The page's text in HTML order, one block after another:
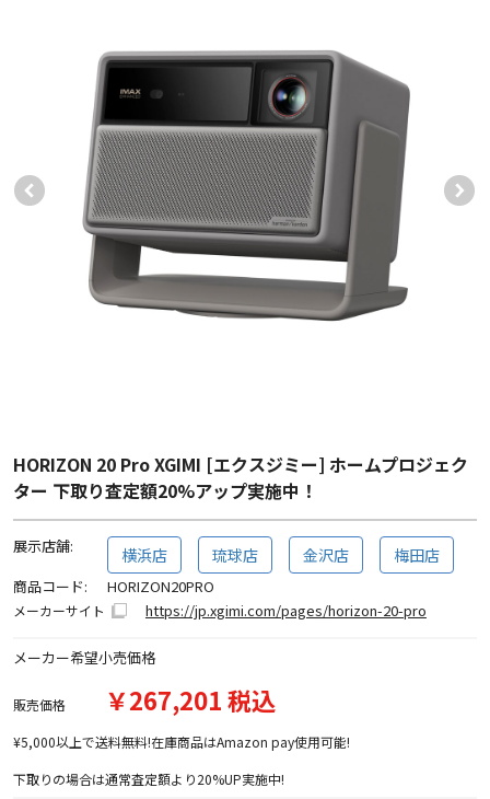
HORIZON 20 Pro XGIMI [エクスジミー] ホームプロジェク
ター 下取り査定額20%アップ実施中！
展示店舗: 横浜店 琉球店 金沢店 梅田店
商品コード: HORIZON20PRO
メーカーサイト https://jp.xgimi.com/pages/horizon-20-pro
メーカー希望小売価格
販売価格 ￥267,201 税込
¥5,000以上で送料無料!在庫商品はAmazon pay使用可能!
下取りの場合は通常査定額より20%UP実施中!